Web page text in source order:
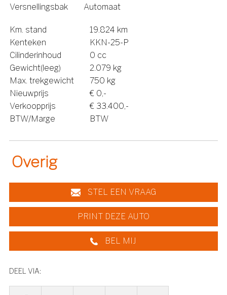
Versnellingsbak
Automaat
Km. stand
19.824 km
Kenteken
KKN-25-P
Cilinderinhoud
0 cc
Gewicht(leeg)
2.079 kg
Max. trekgewicht
750 kg
Nieuwprijs
€ 0,-
Verkoopprijs
€ 33.400,-
BTW/Marge
BTW
Overig
STEL EEN VRAAG
PRINT DEZE AUTO
BEL MIJ
DEEL VIA: